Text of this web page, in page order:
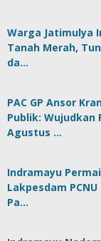
Warga Jatimulya
Tanah Merah,
da…
PAC GP Ansor
Publik: Wujudkan
Agustus …
Indramayu
Lakpesdam
Pa…